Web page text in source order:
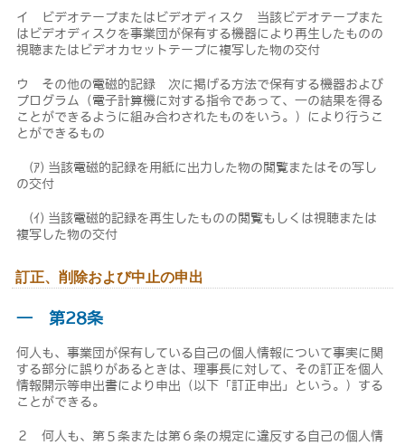
イ ビデオテープまたはビデオディスク 当該ビデオテープまた
はビデオディスクを事業団が保有する機器により再生したものの
視聴またはビデオカセットテープに複写した物の交付
ウ その他の電磁的記録 次に掲げる方法で保有する機器および
プログラム（電子計算機に対する指令であって、一の結果を得る
ことができるように組み合わされたものをいう。）により行うこ
とができるもの
(ｱ) 当該電磁的記録を用紙に出力した物の閲覧またはその写し
の交付
(ｲ) 当該電磁的記録を再生したものの閲覧もしくは視聴または
複写した物の交付
訂正、削除および中止の申出
― 第28条
何人も、事業団が保有している自己の個人情報について事実に関
する部分に誤りがあるときは、理事長に対して、その訂正を個人
情報開示等申出書により申出（以下「訂正申出」という。）する
ことができる。
２ 何人も、第５条または第６条の規定に違反する自己の個人情